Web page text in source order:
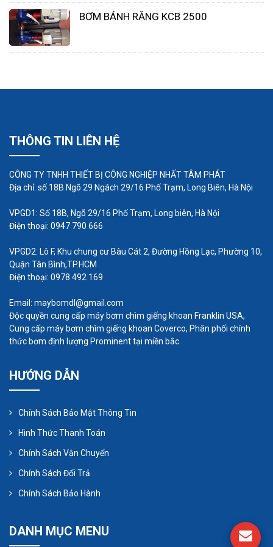
nguồn điện vào cho máy hoạt động bền bỉ và tuổi
Máy bơm hóa chất có ứng dụng gì?
Máybơm hóa chất chính hãngcó cấu tạo và
nguyên lý hoạt động đặc biệt vì vậy có nhiều ứng
dụng và đặc biệt có thể bơm được mọi loại hóa
chất ăn mòn, hóa chất mài mòn.
Các ứng dụng điển hình:
Dùng bơm các loại axit đặc nóng, axit đậm đặc,
các axit mạnh có tính ăn mòn cao, các bazo kiềm
mạnh
thải, ngành công nghiệp hóa chất, hóa dầu
Ứng dụng bơm phun mạ
• ứng dụng trong ngành điện tự
BƠM BÁNH RĂNG KCB 2500
THÔNG TIN LIÊN HỆ
CÔNG TY TNHH THIẾT BỊ CÔNG NGHIỆP NHẤT TÂM PHÁT
Địa chỉ: số 18B Ngõ 29 Ngách 29/16 Phố Trạm, Long Biên, Hà Nội
VPGD1: Số 18B, Ngõ 29/16 Phố Trạm, Long biên, Hà Nội
Điện thoại: 0947 790 666
VPGD2: Lô F, Khu chung cư Bàu Cát 2, Đường Hồng Lạc, Phường 10,
Quận Tân Bình,TP.HCM
Điện thoại: 0978 492 169
Email: maybomdl@gmail.com
Độc quyền cung cấp máy bơm chìm giếng khoan Franklin USA,
Cung cấp máy bơm chìm giếng khoan Coverco, Phân phối chính
thức bơm định lượng Prominent tại miền bắc.
HƯỚNG DẪN
Chính Sách Bảo Mật Thông Tin
Hình Thức Thanh Toán
Chính Sách Vận Chuyển
Chính Sách Đổi Trả
Chính Sách Bảo Hành
DANH MỤC MENU